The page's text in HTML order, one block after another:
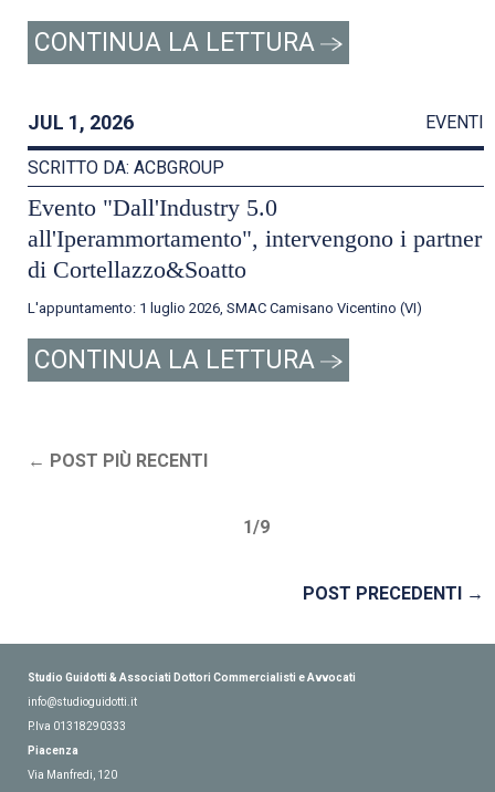
CONTINUA LA LETTURA
JUL 1, 2026 EVENTI
SCRITTO DA: ACBGROUP
Evento "Dall'Industry 5.0
all'Iperammortamento", intervengono i partner
di Cortellazzo&Soatto
L'appuntamento: 1 luglio 2026, SMAC Camisano Vicentino (VI)
CONTINUA LA LETTURA
POST PIÙ RECENTI
1/9
POST PRECEDENTI
Studio Guidotti & Associati Dottori Commercialisti e Avvocati
info@studioguidotti.it
P.Iva 01318290333
Piacenza
Via Manfredi, 120